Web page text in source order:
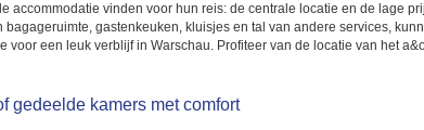
accommodatie vinden voor hun reis: de centrale locatie en de lage
gastenkeuken, kluisjes en tal van andere services,
een leuk verblijf in Warschau. Profiteer van de locatie van het
gedeelde kamers met comfort